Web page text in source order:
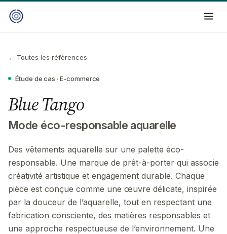
← Toutes les références
Étude de cas ·E-commerce
Blue Tango
Mode éco-responsable aquarelle
Des vêtements aquarelle sur une palette éco-
responsable. Une marque de prêt-à-porter qui associe
créativité artistique et engagement durable. Chaque
pièce est conçue comme une œuvre délicate, inspirée
par la douceur de l’aquarelle, tout en respectant une
fabrication consciente, des matières responsables et
une approche respectueuse de l’environnement. Une